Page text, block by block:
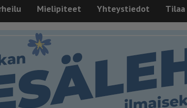
Mielipiteet Yhteystiedot Tilaa